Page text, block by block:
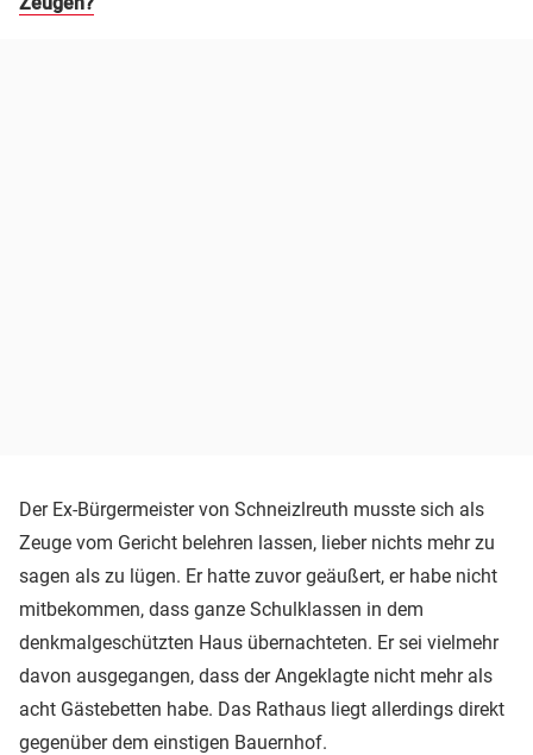
Der Ex-Bürgermeister von Schneizlreuth musste sich als
Zeuge vom Gericht belehren lassen, lieber nichts mehr zu
sagen als zu lügen. Er hatte zuvor geäußert, er habe nicht
mitbekommen, dass ganze Schulklassen in dem
denkmalgeschützten Haus übernachteten. Er sei vielmehr
davon ausgegangen, dass der Angeklagte nicht mehr als
acht Gästebetten habe. Das Rathaus liegt allerdings direkt
gegenüber dem einstigen Bauernhof.